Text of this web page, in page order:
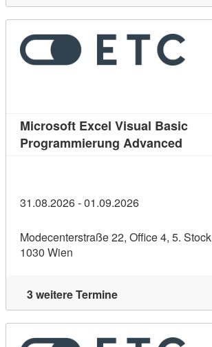
Microsoft Excel Visual Basic
Programmierung Advanced
31.08.2026 - 01.09.2026
Modecenterstraße 22, Office 4, 5. Stock
1030 Wien
3 weitere Termine